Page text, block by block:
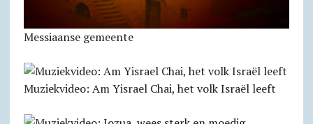
Messiaanse gemeente
Muziekvideo: Am Yisrael Chai, het volk Israël leeft